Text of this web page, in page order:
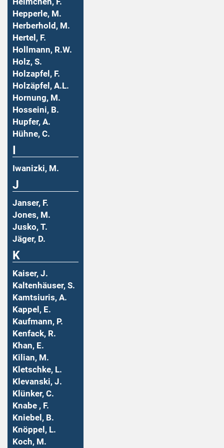
Hepperle, M.
Herberhold, M.
Hertel, F.
Hollmann, R.W.
Holz, S.
Holzapfel, F.
Holzäpfel, A.L.
Hornung, M.
Hosseini, B.
Hupfer, A.
Hühne, C.
Iwanizki, M.
J
Janser, F.
Jones, M.
Jusko, T.
Jäger, D.
K
Kaiser, J.
Kaltenhäuser, S.
Kamtsiuris, A.
Kappel, E.
Kaufmann, P.
Kenfack, R.
Khan, E.
Kilian, M.
Kletschke, L.
Klevanski, J.
Klünker, C.
Knabe , F.
Kniebel, B.
Knöppel, L.
Koch, M.